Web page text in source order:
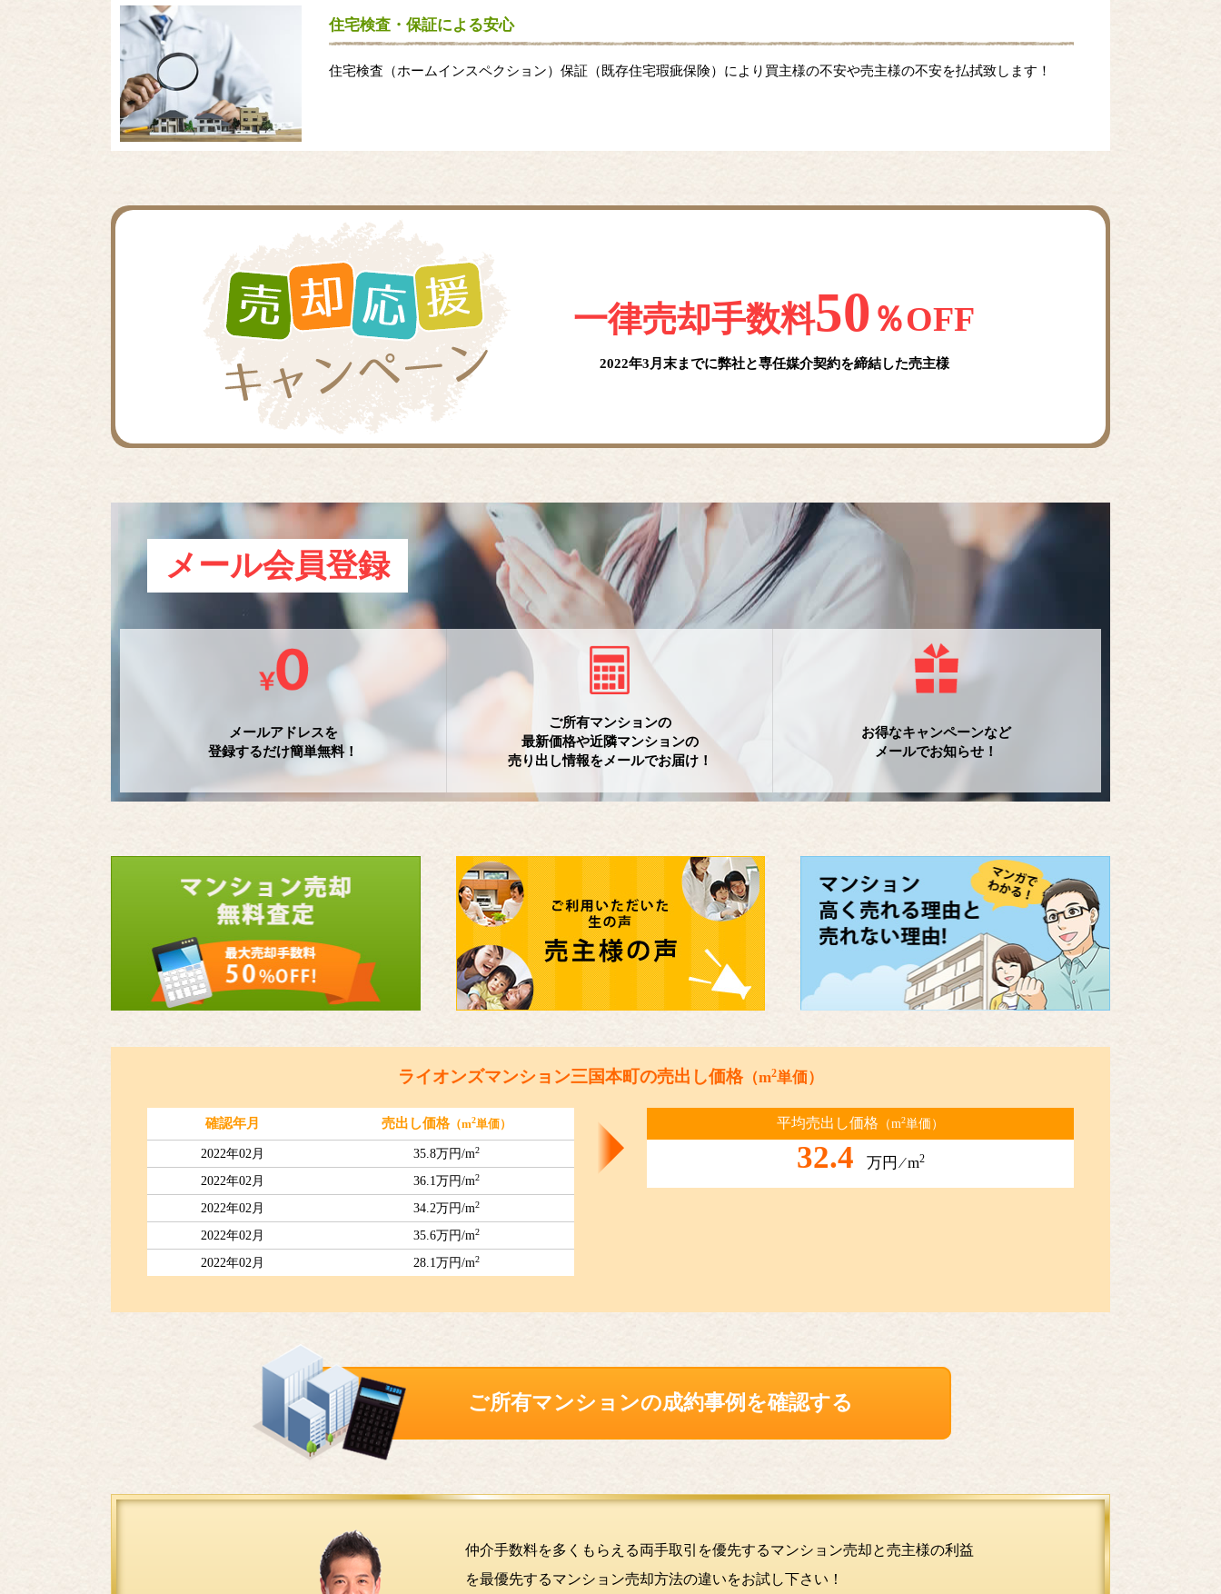
住宅検査・保証による安心
住宅検査（ホームインスペクション）保証（既存住宅瑕疵保険）により買主様の不安や売主様の不安を払拭致します！
一律売却手数料50 ％OFF
2022年3月末までに弊社と専任媒介契約を締結した売主様
メール会員登録
メールアドレスを
登録するだけ簡単無料！
ご所有マンションの
最新価格や近隣マンションの
売り出し情報をメールでお届け！
お得なキャンペーンなど
メールでお知らせ！
ライオンズマンション三国本町の売出し価格（m2単価）
確認年月 売出し価格（m2単価）
2022年02月 35.8万円/m2
2022年02月 36.1万円/m2
2022年02月 34.2万円/m2
2022年02月 35.6万円/m2
2022年02月 28.1万円/m2
平均売出し価格 （m2単価）
32.4 万円 ⁄ m2
ご所有マンションの成約事例を確認する
仲介手数料を多くもらえる両手取引を優先するマンション売却と売主様の利益
を最優先するマンション売却方法の違いをお試し下さい！